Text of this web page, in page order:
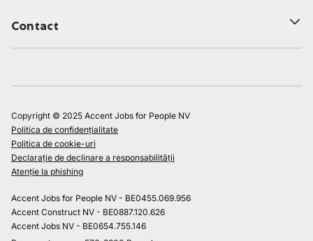
Contact
Copyright © 2025 Accent Jobs for People NV
Politica de confidențialitate
Politica de cookie-uri
Declarație de declinare a responsabilității
Atenție la phishing
Accent Jobs for People NV - BE0455.069.956
Accent Construct NV - BE0887.120.626
Accent Jobs NV - BE0654.755.146